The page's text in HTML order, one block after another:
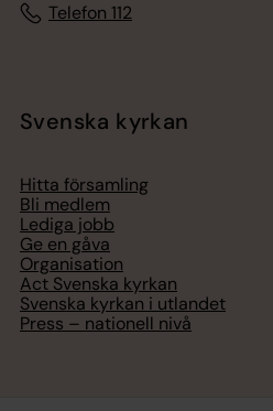
Telefon 112
Svenska kyrkan
Hitta församling
Bli medlem
Lediga jobb
Ge en gåva
Organisation
Act Svenska kyrkan
Svenska kyrkan i utlandet
Press – nationell nivå